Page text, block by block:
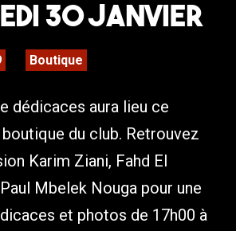
30 Janvier
Boutique
dédicaces aura lieu ce
du club. Retrouvez
Karim Ziani, Fahd El
Mbelek Nouga pour une
et photos de 17h00 à